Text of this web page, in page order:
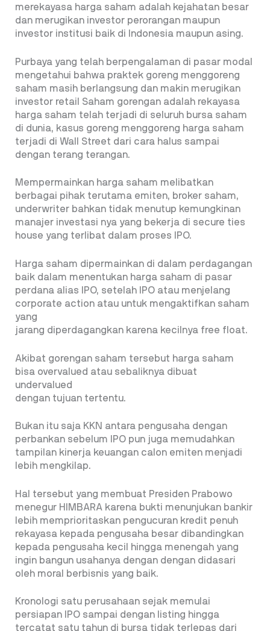
merekayasa harga saham adalah kejahatan besar
dan merugikan investor perorangan maupun
investor institusi baik di Indonesia maupun asing.
Purbaya yang telah berpengalaman di pasar modal
mengetahui bahwa praktek goreng menggoreng
saham masih berlangsung dan makin merugikan
investor retail Saham gorengan adalah rekayasa
harga saham telah terjadi di seluruh bursa saham
di dunia, kasus goreng menggoreng harga saham
terjadi di Wall Street dari cara halus sampai
dengan terang terangan.
Mempermainkan harga saham melibatkan
berbagai pihak terutama emiten, broker saham,
underwriter bahkan tidak menutup kemungkinan
manajer investasi nya yang bekerja di secure ties
house yang terlibat dalam proses IPO.
Harga saham dipermainkan di dalam perdagangan
baik dalam menentukan harga saham di pasar
perdana alias IPO, setelah IPO atau menjelang
corporate action atau untuk mengaktifkan saham
yang
jarang diperdagangkan karena kecilnya free float.
Akibat gorengan saham tersebut harga saham
bisa overvalued atau sebaliknya dibuat
undervalued
dengan tujuan tertentu.
Bukan itu saja KKN antara pengusaha dengan
perbankan sebelum IPO pun juga memudahkan
tampilan kinerja keuangan calon emiten menjadi
lebih mengkilap.
Hal tersebut yang membuat Presiden Prabowo
menegur HIMBARA karena bukti menunjukan bankir
lebih memprioritaskan pengucuran kredit penuh
rekayasa kepada pengusaha besar dibandingkan
kepada pengusaha kecil hingga menengah yang
ingin bangun usahanya dengan dengan didasari
oleh moral berbisnis yang baik.
Kronologi satu perusahaan sejak memulai
persiapan IPO sampai dengan listing hingga
tercatat satu tahun di bursa tidak terlepas dari